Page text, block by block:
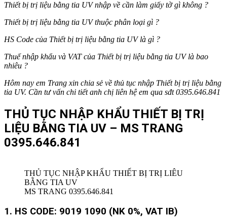
Thiết bị trị liệu bằng tia UV nhập về cần làm giấy tờ gì không ?
Thiết bị trị liệu bằng tia UV thuộc phân loại gì ?
HS Code của Thiết bị trị liệu bằng tia UV là gì ?
Thuế nhập khẩu và VAT của Thiết bị trị liệu bằng tia UVlà bao
nhiêu ?
Hôm nay em Trang xin chia sẻ về thủ tục nhập Thiết bị trị liệu bằng
tia UV. Cần tư vấn chi tiết anh chị liên hệ em qua sđt 0395.646.841
THỦ TỤC NHẬP KHẨU THIẾT BỊ TRỊ
LIỆU BẰNG TIA UV – MS TRANG
0395.646.841
THỦ TỤC NHẬP KHẨU THIẾT BỊ TRỊ LIÊU
BẰNG TIA UV
MS TRANG 0395.646.841
1. HS CODE: 9019 1090 (NK 0%, VAT IB)